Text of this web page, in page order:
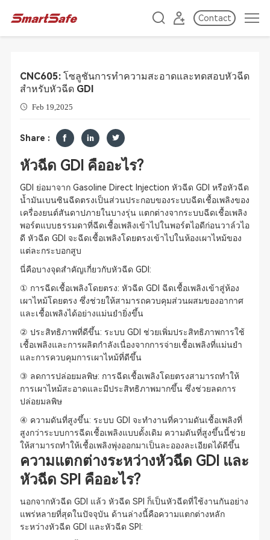
Contact
CNC605: โซลูชันการทำความสะอาดและทดสอบหัวฉีด
สำหรับหัวฉีด GDI
Feb 19,2025
Share :
หัวฉีด GDI คืออะไร?
GDI ย่อมาจาก Gasoline Direct Injection หัวฉีด GDI หรือหัวฉีด
น้ำมันเบนซินฉีดตรงเป็นส่วนประกอบของระบบฉีดเชื้อเพลิงของ
เครื่องยนต์สันดาปภายในบางรุ่น แตกต่างจากระบบฉีดเชื้อเพลิง
พอร์ตแบบธรรมดาที่ฉีดเชื้อเพลิงเข้าไปในพอร์ตไอดีก่อนวาล์วไอ
ดี หัวฉีด GDI จะฉีดเชื้อเพลิงโดยตรงเข้าไปในห้องเผาไหม้ของ
แต่ละกระบอกสูบ
นี่คือบางจุดสำคัญเกี่ยวกับหัวฉีด GDI:
① การฉีดเชื้อเพลิงโดยตรง: หัวฉีด GDI ฉีดเชื้อเพลิงเข้าสู่ห้อง
เผาไหม้โดยตรง ซึ่งช่วยให้สามารถควบคุมส่วนผสมของอากาศ
และเชื้อเพลิงได้อย่างแม่นยำยิ่งขึ้น
② ประสิทธิภาพที่ดีขึ้น: ระบบ GDI ช่วยเพิ่มประสิทธิภาพการใช้
เชื้อเพลิงและการผลิตกำลังเนื่องจากการจ่ายเชื้อเพลิงที่แม่นยำ
และการควบคุมการเผาไหม้ที่ดีขึ้น
③ ลดการปล่อยมลพิษ: การฉีดเชื้อเพลิงโดยตรงสามารถทำให้
การเผาไหม้สะอาดและมีประสิทธิภาพมากขึ้น ซึ่งช่วยลดการ
ปล่อยมลพิษ
④ ความดันที่สูงขึ้น: ระบบ GDI จะทำงานที่ความดันเชื้อเพลิงที่
สูงกว่าระบบการฉีดเชื้อเพลิงแบบดั้งเดิม ความดันที่สูงขึ้นนี้ช่วย
ให้สามารถทำให้เชื้อเพลิงพุ่งออกมาเป็นละอองละเอียดได้ดีขึ้น
ความแตกต่างระหว่างหัวฉีด GDI และ
หัวฉีด SPI คืออะไร?
นอกจากหัวฉีด GDI แล้ว หัวฉีด SPI ก็เป็นหัวฉีดที่ใช้งานกันอย่าง
แพร่หลายที่สุดในปัจจุบัน ด้านล่างนี้คือความแตกต่างหลัก
ระหว่างหัวฉีด GDI และหัวฉีด SPI: